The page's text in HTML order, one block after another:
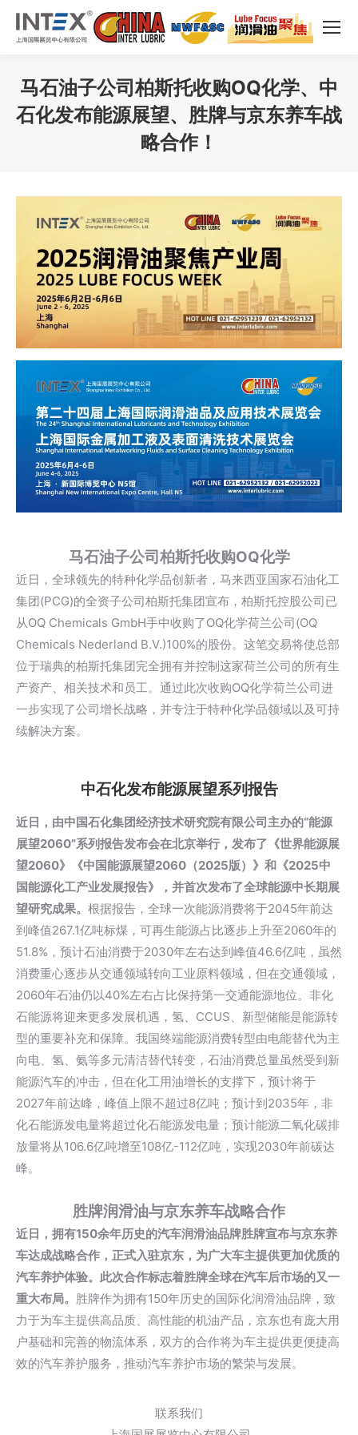
马石油子公司柏斯托收购OQ化学、中
石化发布能源展望、胜牌与京东养车战
略合作！
马石油子公司柏斯托收购OQ化学
近日，全球领先的特种化学品创新者，马来西亚国家石油化工
集团(PCG)的全资子公司柏斯托集团宣布，柏斯托控股公司已
从OQ Chemicals GmbH手中收购了OQ化学荷兰公司(OQ
Chemicals Nederland B.V.)100%的股份。这笔交易将使总部
位于瑞典的柏斯托集团完全拥有并控制这家荷兰公司的所有生
产资产、相关技术和员工。通过此次收购OQ化学荷兰公司进
一步实现了公司增长战略，并专注于特种化学品领域以及可持
续解决方案。
中石化发布能源展望系列报告
近日， 由中国石化集团经济技术研究院有限公司主办的“能源
展望2060”系列报告发布会在北京举行，发布了《世界能源展
望2060》《中国能源展望2060（2025版）》和《2025中
国能源化工产业发展报告》，并首次发布了全球能源中长期展
望研究成果。 根据报告，全球一次能源消费将于2045年前达
到峰值267.1亿吨标煤，可再生能源占比逐步上升至2060年的
51.8%，预计石油消费于2030年左右达到峰值46.6亿吨，虽然
消费重心逐步从交通领域转向工业原料领域，但在交通领域，
2060年石油仍以40%左右占比保持第一交通能源地位。非化
石能源将迎来更多发展机遇，氢、CCUS、新型储能是能源转
型的重要补充和保障。我国终端能源消费转型由电能替代为主
向电、氢、氨等多元清洁替代转变，石油消费总量虽然受到新
能源汽车的冲击，但在化工用油增长的支撑下，预计将于
2027年前达峰，峰值上限不超过8亿吨；预计到2035年，非
化石能源发电量将超过化石能源发电量；预计能源二氧化碳排
放量将从106.6亿吨增至108亿-112亿吨，实现2030年前碳达
峰。
胜牌润滑油与京东养车战略合作
近日，拥有150余年历史的汽车润滑油品牌胜牌宣布与京东养
车达成战略合作，正式入驻京东，为广大车主提供更加优质的
汽车养护体验。此次合作标志着胜牌全球在汽车后市场的又一
重大布局。 胜牌作为拥有150年历史的国际化润滑油品牌，致
力于为车主提供高品质、高性能的机油产品，京东也有庞大用
户基础和完善的物流体系，双方的合作将为车主提供更便捷高
效的汽车养护服务，推动汽车养护市场的繁荣与发展。
联系我们